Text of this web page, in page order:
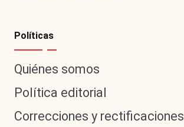
Políticas
Quiénes somos
Política editorial
Correcciones y rectificaciones